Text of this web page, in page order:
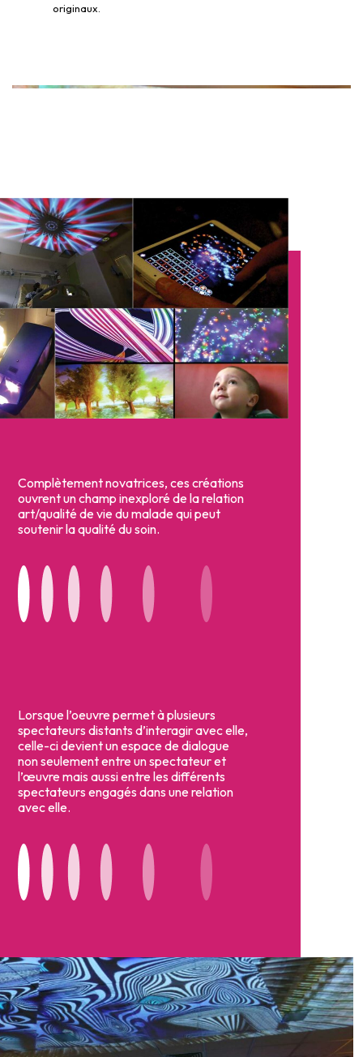
originaux.
Complètement novatrices, ces créations
ouvrent un champ inexploré de la relation
art/qualité de vie du malade qui peut
soutenir la qualité du soin.
Lorsque l’oeuvre permet à plusieurs
spectateurs distants d’interagir avec elle,
celle-ci devient un espace de dialogue
non seulement entre un spectateur et
l’œuvre mais aussi entre les différents
spectateurs engagés dans une relation
avec elle.